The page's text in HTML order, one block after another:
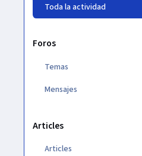
Toda la actividad
Foros
Temas
Mensajes
Articles
Articles